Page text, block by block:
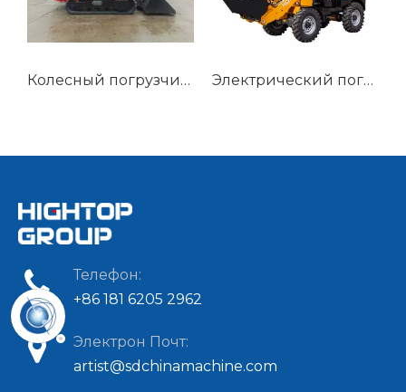
Телефон:
+86 181 6205 2962
Электрон Почт:
artist@sdchinamachine.com